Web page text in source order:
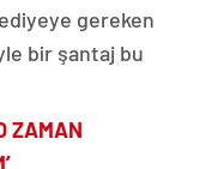
gereken
bir şantaj bu
ZAMAN